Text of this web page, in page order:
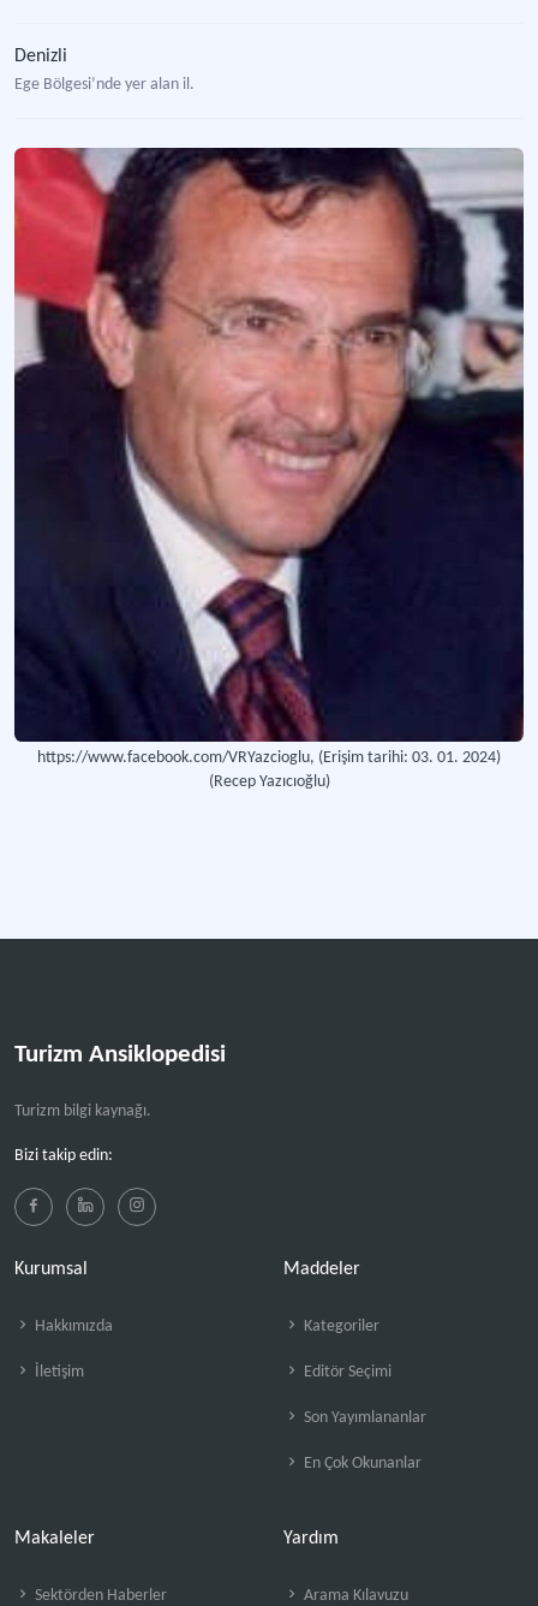
Denizli
Ege Bölgesi’nde yer alan il.
Tokat
Karadeniz ‘nin Orta Karadeniz bölümünde yer alan il.
https://www.facebook.com/VRYazcioglu, (Erişim tarihi: 03. 01. 2024)
(Recep Yazıcıoğlu)
Turizm Ansiklopedisi
Turizm bilgi kaynağı.
Bizi takip edin:
Kurumsal
Hakkımızda
İletişim
Maddeler
Kategoriler
Editör Seçimi
Son Yayımlananlar
En Çok Okunanlar
Makaleler
Sektörden Haberler
Yardım
Arama Kılavuzu